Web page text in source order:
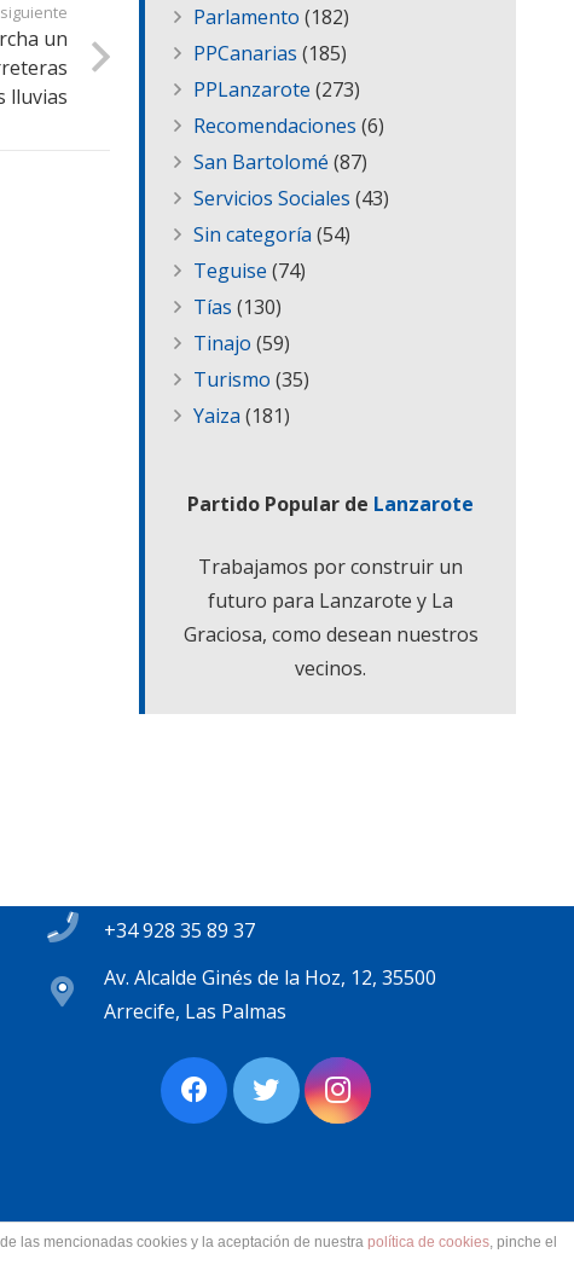
un
lluvias
Parlamento (182)
PPCanarias (185)
PPLanzarote (273)
Recomendaciones (6)
San Bartolomé (87)
Servicios Sociales (43)
Sin categoría (54)
Teguise (74)
Tías (130)
Tinajo (59)
Turismo (35)
Yaiza (181)
Partido Popular de Lanzarote
Trabajamos por construir un
futuro para Lanzarote y La
Graciosa, como desean nuestros
vecinos.
+34 928 35 89 37
Av. Alcalde Ginés de la Hoz, 12, 35500
Arrecife, Las Palmas
las mencionadas cookies y la aceptación de nuestra política de cookies, pinche el